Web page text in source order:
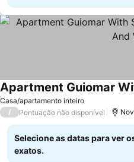
Casa/apartamento inteiro
/ Pontuação não disponível
Selecione as datas para ver
exatos.